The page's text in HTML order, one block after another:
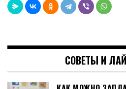
СОВЕТЫ И